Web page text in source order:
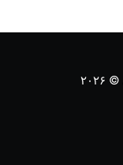
© ۲۰۲۶